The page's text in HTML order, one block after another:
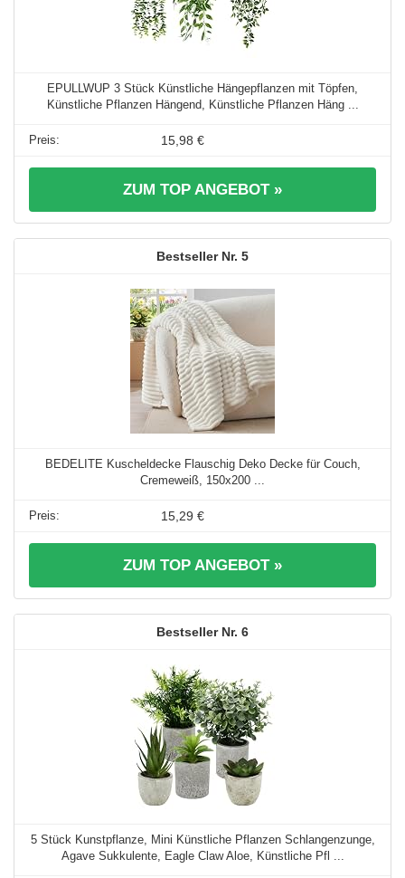
EPULLWUP 3 Stück Künstliche Hängepflanzen mit Töpfen,
Künstliche Pflanzen Hängend, Künstliche Pflanzen Häng ...
15,98 €
ZUM TOP ANGEBOT »
5
BEDELITE Kuscheldecke Flauschig Deko Decke für Couch,
Cremeweiß, 150x200 ...
15,29 €
ZUM TOP ANGEBOT »
6
5 Stück Kunstpflanze, Mini Künstliche Pflanzen Schlangenzunge,
Agave Sukkulente, Eagle Claw Aloe, Künstliche Pfl ...